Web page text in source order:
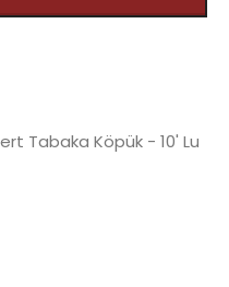
Tabaka Köpük - 10' Lu